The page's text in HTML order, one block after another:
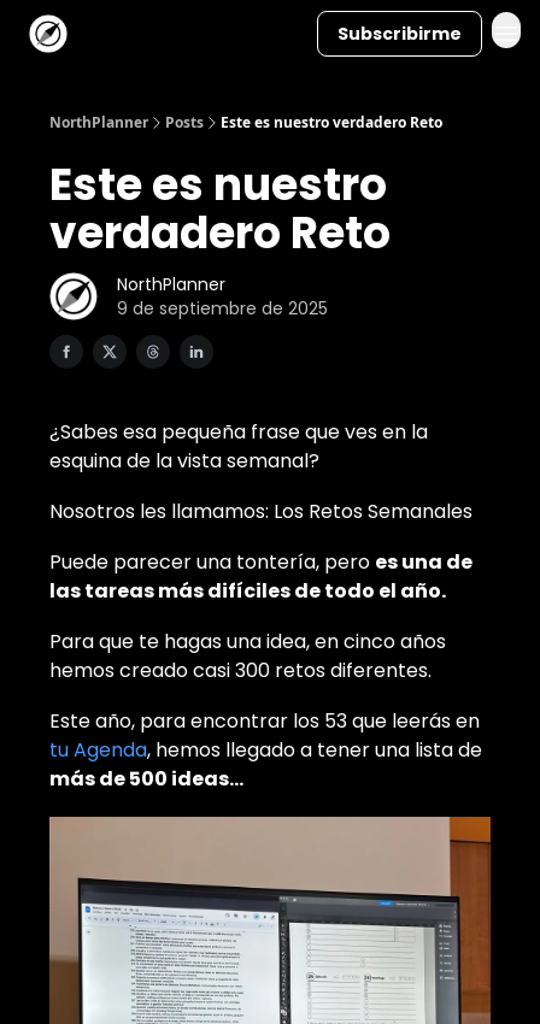
Subscribirme
NorthPlanner Posts Este es nuestro verdadero Reto
Este es nuestro
verdadero Reto
NorthPlanner
9 de septiembre de 2025
¿Sabes esa pequeña frase que ves en la
esquina de la vista semanal?
Nosotros les llamamos: Los Retos Semanales
Puede parecer una tontería, pero es una de
las tareas más difíciles de todo el año.
Para que te hagas una idea, en cinco años
hemos creado casi 300 retos diferentes.
Este año, para encontrar los 53 que leerás en
tu Agenda, hemos llegado a tener una lista de
más de 500 ideas…